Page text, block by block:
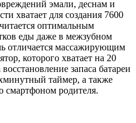
эмали, деснам и
хватает для создания 7600
оптимальным
еды даже в межзубном
отличается массажирующим
которого хватает на 20
запаса батареи
таймер, а также
смартфоном родителя.